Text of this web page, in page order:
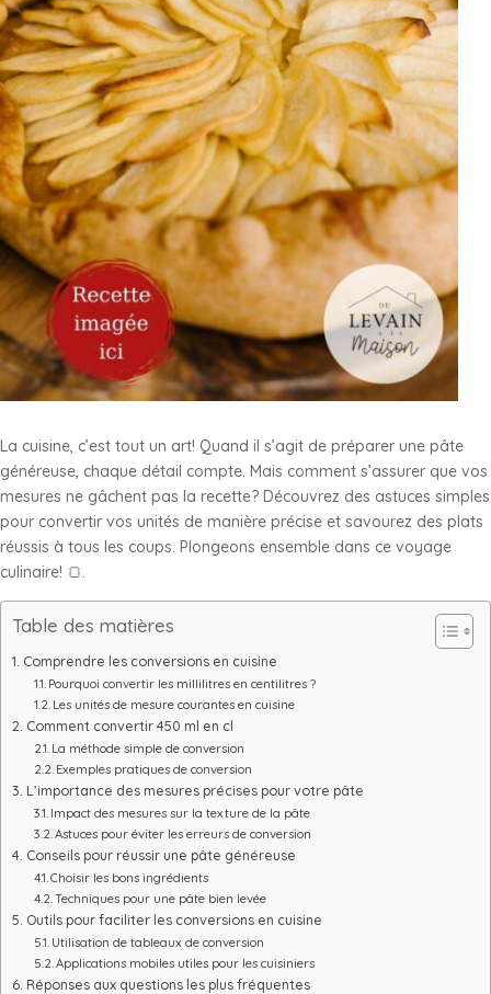
La cuisine, c’est tout un art! Quand il s’agit de préparer une pâte
généreuse, chaque détail compte. Mais comment s’assurer que vos
mesures ne gâchent pas la recette? Découvrez des astuces simples
pour convertir vos unités de manière précise et savourez des plats
réussis à tous les coups. Plongeons ensemble dans ce voyage
culinaire! 🍞.
Table des matières
Comprendre les conversions en cuisine
Pourquoi convertir les millilitres en centilitres ?
Les unités de mesure courantes en cuisine
Comment convertir 450 ml en cl
La méthode simple de conversion
Exemples pratiques de conversion
L’importance des mesures précises pour votre pâte
Impact des mesures sur la texture de la pâte
Astuces pour éviter les erreurs de conversion
Conseils pour réussir une pâte généreuse
Choisir les bons ingrédients
Techniques pour une pâte bien levée
Outils pour faciliter les conversions en cuisine
Utilisation de tableaux de conversion
Applications mobiles utiles pour les cuisiniers
Réponses aux questions les plus fréquentes